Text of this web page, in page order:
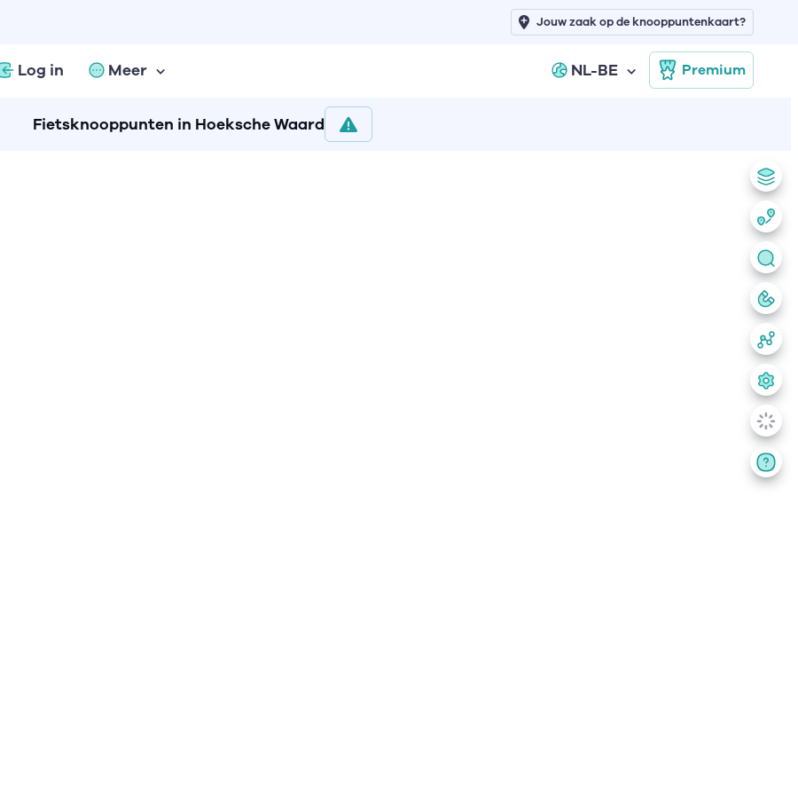
Log in Meer NL-BE Premium
Jouw zaak op de knooppuntenkaart?
Fietsknooppunten in Hoeksche Waard